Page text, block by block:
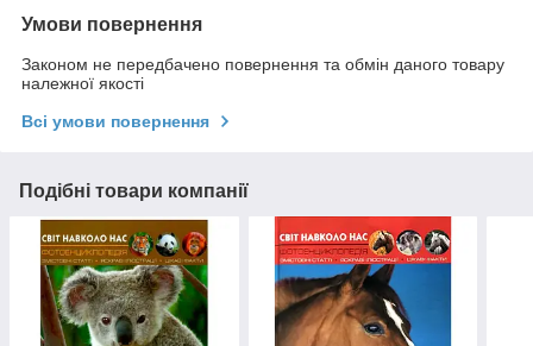
Умови повернення
Законом не передбачено повернення та обмін даного товару
належної якості
Всі умови повернення
Подібні товари компанії